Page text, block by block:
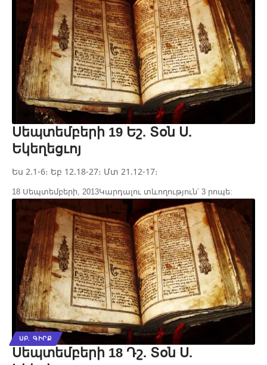
Սեպտեմբերի 19 Եշ. Տօն Ս.
Եկեղեցւոյ
Ես 2.1-6։ Եբ 12.18-27։ Մտ 21.12-17։
18 Սեպտեմբերի, 2013Կարդալու տևողություն՝ 3 րոպե:
ՍԲ. ԳԻՐՔ
Սեպտեմբերի 18 Դշ. Տօն Ս.